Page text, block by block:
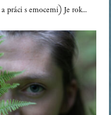
práci s emocemi) Je rok…